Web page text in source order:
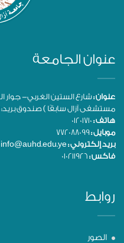
عنوان الجامعة
عنوان :شارع الستين الغربي-
مستشفى آزال سابقًا ) صندوق بريد: 447
هاتف :
موبايل :
بريد إلكتروني :
فاكس :
روابط
الصور